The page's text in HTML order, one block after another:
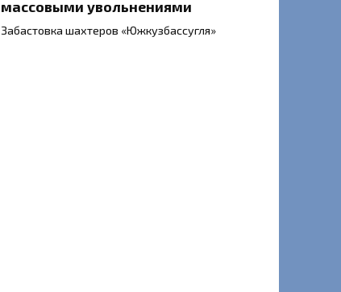
массовыми увольнениями
Забастовка шахтеров «Южкузбассугля»